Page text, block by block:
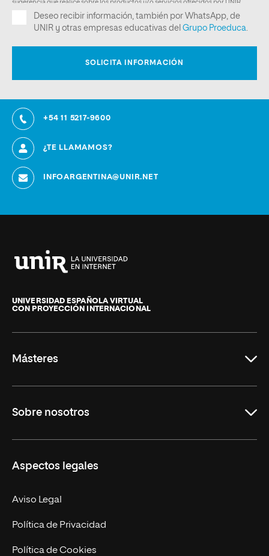
+54 11 5217-9600
¿TE LLAMAMOS?
INFOARGENTINA@UNIR.NET
de
La
UNIVERSIDAD ESPAÑOLA VIRTUAL
CON PROYECCIÓN INTERNACIONAL
Másteres
Derecho
Empresa
MBA
Marketing y Comunicación
Ingeniería
Sobre nosotros
Nuestro Equipo
Contacto
Aspectos legales
Aviso Legal
Política de Privacidad
Política de Cookies